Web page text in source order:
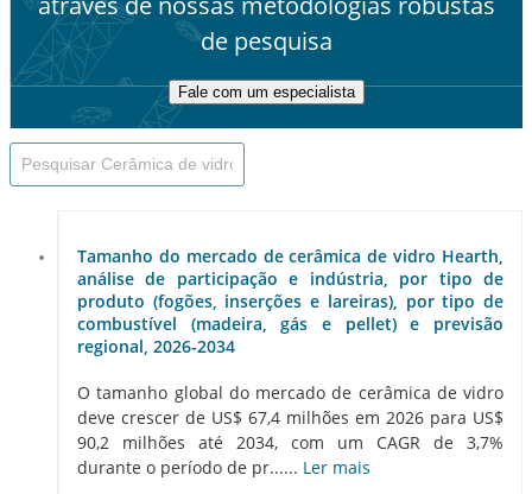
de pesquisa
Fale com um especialista
Tamanho do mercado de cerâmica de vidro Hearth,
análise de participação e indústria, por tipo de
produto (fogões, inserções e lareiras), por tipo de
combustível (madeira, gás e pellet) e previsão
regional, 2026-2034
O tamanho global do mercado de cerâmica de vidro
deve crescer de US$ 67,4 milhões em 2026 para US$
90,2 milhões até 2034, com um CAGR de 3,7%
durante o período de pr...... Ler mais